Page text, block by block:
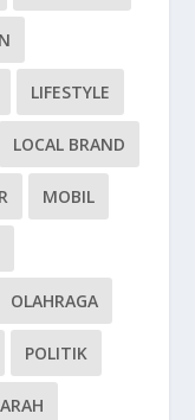
LIFESTYLE
LOCAL BRAND
MOBIL
OLAHRAGA
POLITIK